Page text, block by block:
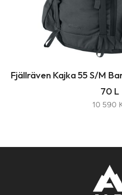
Fjällräven Kajka 55 S/M
70 L
10 590